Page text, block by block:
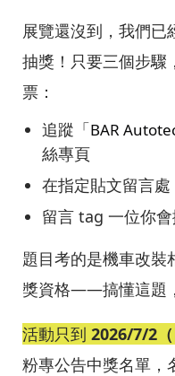
展覽還沒到，我們
抽獎！只要三個步驟
票：
追蹤「BAR
絲專頁
在指定貼文留言
留言 tag 一位你
題目考的是機車改裝
獎資格——搞懂這題
活動只到 2026/7/2
粉專公告中獎名單，